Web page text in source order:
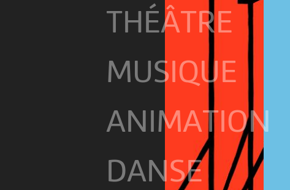
THÉÂTRE
MUSIQUE
ANIMATION
DANSE